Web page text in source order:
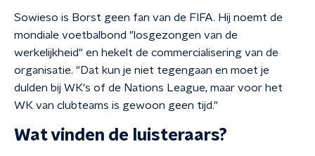
Sowieso is Borst geen fan van de FIFA. Hij noemt de
mondiale voetbalbond "losgezongen van de
werkelijkheid" en hekelt de commercialisering van de
organisatie. "Dat kun je niet tegengaan en moet je
dulden bij WK's of de Nations League, maar voor het
WK van clubteams is gewoon geen tijd."
Wat vinden de luisteraars?